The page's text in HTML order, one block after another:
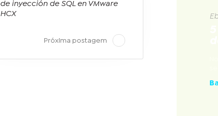
de inyección de SQL en VMware
HCX
Próxima postagem